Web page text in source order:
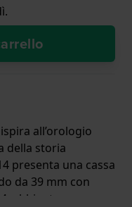
all’orologio
della storia
presenta una cassa
da 39 mm con
abbinata a un